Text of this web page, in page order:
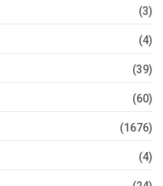
(3)
(4)
(39)
(60)
(1676)
(4)